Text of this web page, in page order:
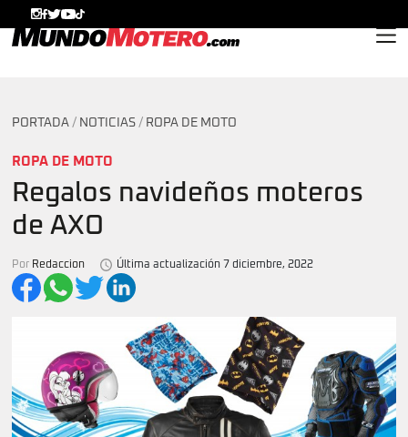
PORTADA / NOTICIAS / ROPA DE MOTO
ROPA DE MOTO
Regalos navideños moteros
de AXO
Por Redaccion Última actualización 7 diciembre, 2022